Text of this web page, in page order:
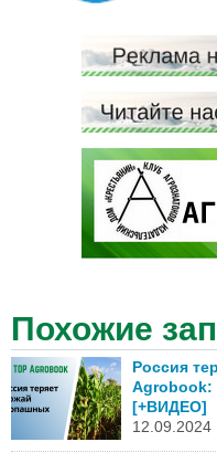
Похожие
Россия
Agrobook:
[+ВИДЕО]
12.09.2024